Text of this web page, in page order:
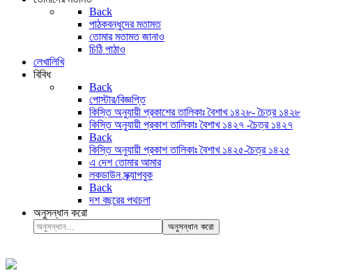
Back
পাঠকবন্ধুদের মতামত
তোমার মতামত জানাও
চিঠি পাঠাও
লেখালিখি
বিবিধ
Back
পোস্টার/বিজ্ঞপ্তি
কিস্তি অনুযায়ী প্রকাশের তালিকাঃ বৈশাখ ১৪২৮- চৈত্র ১৪২৮
কিস্তি অনুযায়ী প্রকাশ তালিকাঃ বৈশাখ ১৪২৭ -চৈত্র ১৪২৭
Back
কিস্তি অনুযায়ী প্রকাশ তালিকাঃ বৈশাখ ১৪২৫-চৈত্র ১৪২৫
এ দেশ তোমার আমার
লকডাউন স্ক্র্যাপবুক
Back
দশ বছরের পথচলা
অনুসন্ধান করো
অনুসন্ধান করো